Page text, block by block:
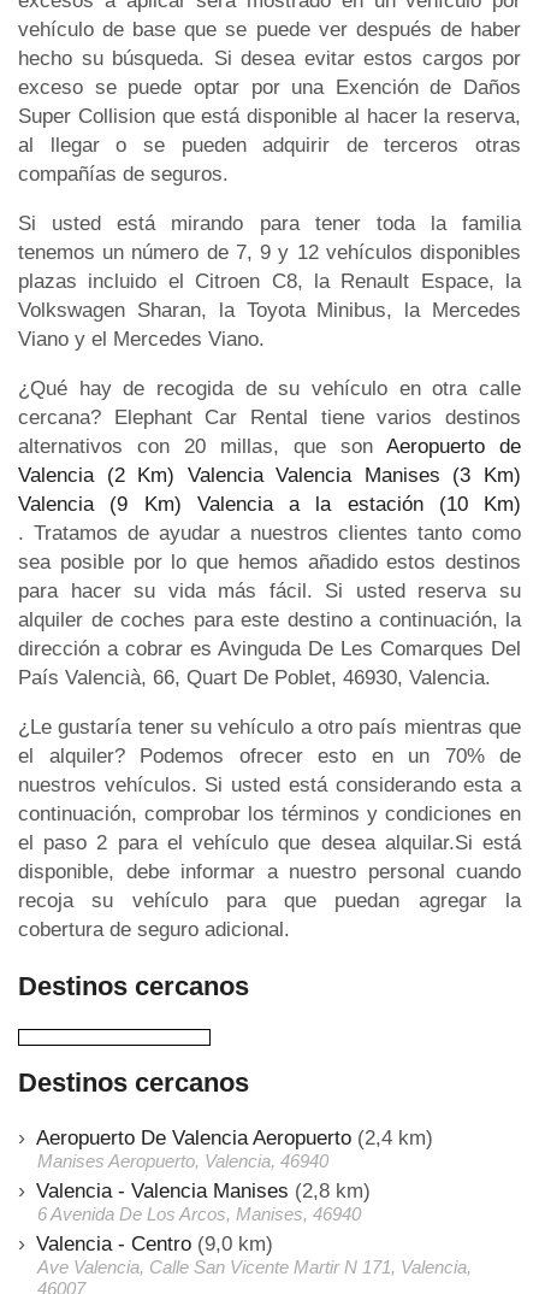
vehículo de base que se puede ver después de haber
hecho su búsqueda. Si desea evitar estos cargos por
exceso se puede optar por una Exención de Daños
Super Collision que está disponible al hacer la reserva,
al llegar o se pueden adquirir de terceros otras
compañías de seguros.
Si usted está mirando para tener toda la familia
tenemos un número de 7, 9 y 12 vehículos disponibles
plazas incluido el Citroen C8, la Renault Espace, la
Volkswagen Sharan, la Toyota Minibus, la Mercedes
Viano y el Mercedes Viano.
¿Qué hay de recogida de su vehículo en otra calle
cercana? Elephant Car Rental tiene varios destinos
alternativos con 20 millas, que son Aeropuerto de
Valencia (2 Km)
Valencia Valencia Manises (3 Km)
Valencia (9 Km)
Valencia a la estación (10 Km)
. Tratamos de ayudar a nuestros clientes tanto como
sea posible por lo que hemos añadido estos destinos
para hacer su vida más fácil. Si usted reserva su
alquiler de coches para este destino a continuación, la
dirección a cobrar es Avinguda De Les Comarques Del
País Valencià, 66, Quart De Poblet, 46930, Valencia.
¿Le gustaría tener su vehículo a otro país mientras que
el alquiler? Podemos ofrecer esto en un 70% de
nuestros vehículos. Si usted está considerando esta a
continuación, comprobar los términos y condiciones en
el paso 2 para el vehículo que desea alquilar.Si está
disponible, debe informar a nuestro personal cuando
recoja su vehículo para que puedan agregar la
cobertura de seguro adicional.
Destinos cercanos
Destinos cercanos
Aeropuerto De Valencia Aeropuerto (2,4 km)
Manises Aeropuerto, Valencia, 46940
Valencia - Valencia Manises (2,8 km)
6 Avenida De Los Arcos, Manises, 46940
Valencia - Centro (9,0 km)
Ave Valencia, Calle San Vicente Martir N 171, Valencia,
46007